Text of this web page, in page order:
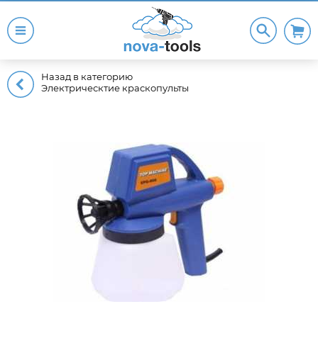
Назад в категорию
Электрическтие краскопульты